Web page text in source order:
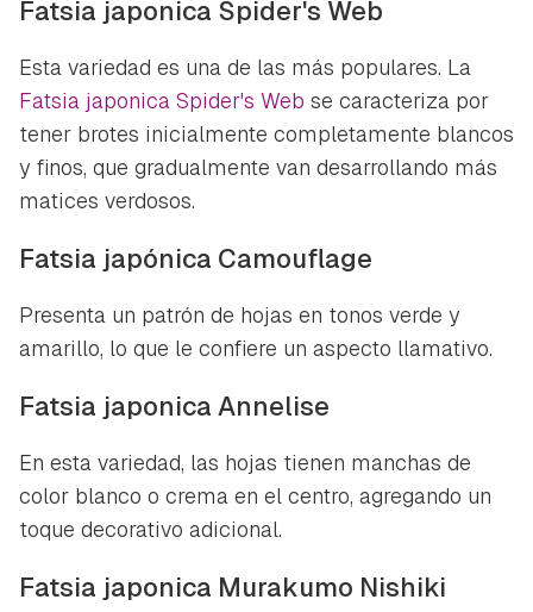
Fatsia japonica Spider's Web
Esta variedad es una de las más populares. La
Fatsia japonica Spider's Web se caracteriza por
tener brotes inicialmente completamente blancos
y finos, que gradualmente van desarrollando más
matices verdosos.
Fatsia japónica Camouflage
Presenta un patrón de hojas en tonos verde y
amarillo, lo que le confiere un aspecto llamativo.
Fatsia japonica Annelise
En esta variedad, las hojas tienen manchas de
color blanco o crema en el centro, agregando un
toque decorativo adicional.
Fatsia japonica Murakumo Nishiki